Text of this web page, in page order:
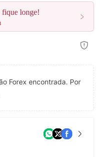
fique longe!
Forex encontrada. Por